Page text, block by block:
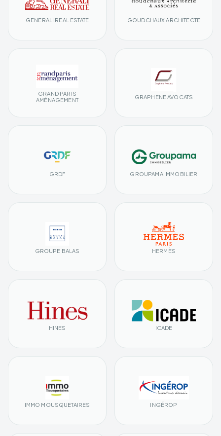
GENERALI REAL ESTATE GOUDCHAUX ARCHITECTE
GRAND PARIS
AMÉNAGEMENT
GRAPHENE AVOCATS
GRDF GROUPAMA IMMOBILIER
GROUPE BALAS HERMÈS
HINES ICADE
IMMO MOUSQUETAIRES INGÉROP